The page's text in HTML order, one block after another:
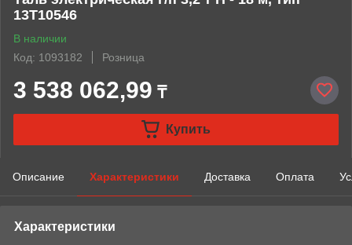
13Т10546
В наличии
Код: 1093182
Розница
3 538 062,99 ₸
Купить
Описание Характеристики Доставка Оплата
Характеристики